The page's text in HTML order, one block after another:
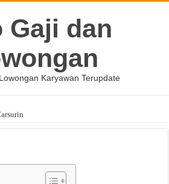
Gaji dan
Karyawan Terupdate